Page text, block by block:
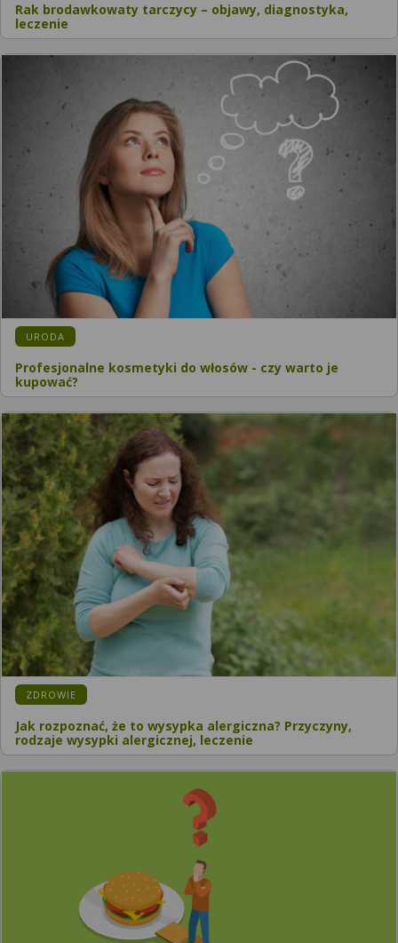
Rak brodawkowaty tarczycy – objawy, diagnostyka,
leczenie
KATEGORIA:
URODA
Profesjonalne kosmetyki do włosów - czy warto je
kupować?
KATEGORIA:
ZDROWIE
Jak rozpoznać, że to wysypka alergiczna? Przyczyny,
rodzaje wysypki alergicznej, leczenie